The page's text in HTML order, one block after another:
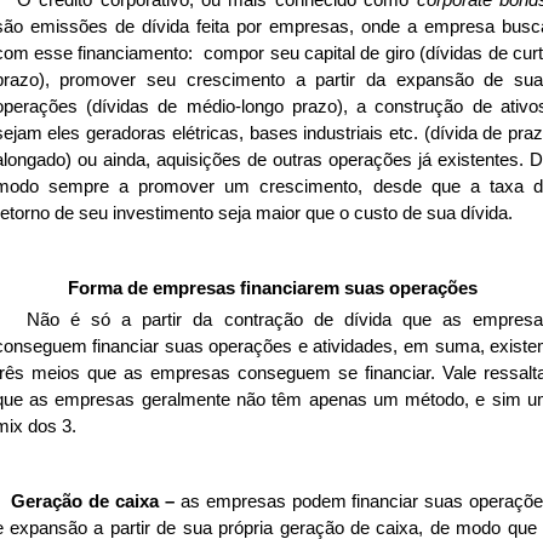
emissões de dívida feita por empresas, onde a empresa
esse financiamento: compor seu capital de giro (dívidas de
promover seu crescimento a partir da expansão de
(dívidas de médio-longo prazo), a construção de
eles geradoras elétricas, bases industriais etc. (dívida de
ou ainda, aquisições de outras operações já existentes.
sempre a promover um crescimento, desde que a taxa
de seu investimento seja maior que o custo de sua dívida.
Forma de empresas financiarem suas operações
é só a partir da contração de dívida que as
financiar suas operações e atividades, em suma,
meios que as empresas conseguem se financiar. Vale
as empresas geralmente não têm apenas um método, e sim
dos 3.
de caixa – as empresas podem financiar suas
expansão a partir de sua própria geração de caixa, de modo que